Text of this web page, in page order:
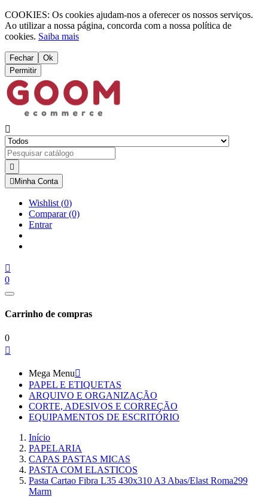
COOKIES: Os cookies ajudam-nos a oferecer os nossos serviços.
Ao utilizar a nossa página, concorda com a nossa política de
cookies. Saiba mais
Fechar
Ok
Permitir


 Minha Conta
Wishlist (0)
Comparar(0)
Entrar

0
Carrinho de compras
0

Mega Menu
PAPEL E ETIQUETAS
ARQUIVO E ORGANIZAÇÃO
CORTE, ADESIVOS E CORREÇÃO
EQUIPAMENTOS DE ESCRITÓRIO
Início
PAPELARIA
CAPAS PASTAS MICAS
PASTA COM ELASTICOS
Pasta Cartao Fibra L35 430x310 A3 Abas/Elast Roma299
Marm